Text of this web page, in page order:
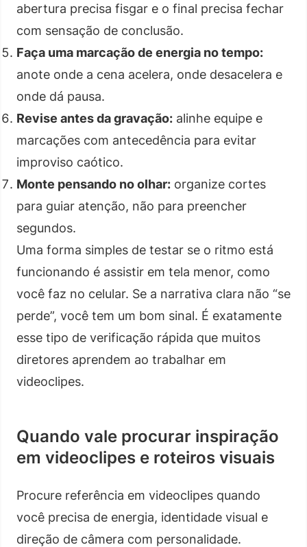
abertura precisa fisgar e o final precisa fechar
com sensação de conclusão.
Faça uma marcação de energia no tempo:
anote onde a cena acelera, onde desacelera e
onde dá pausa.
Revise antes da gravação: alinhe equipe e
marcações com antecedência para evitar
improviso caótico.
Monte pensando no olhar: organize cortes
para guiar atenção, não para preencher
segundos.
Uma forma simples de testar se o ritmo está
funcionando é assistir em tela menor, como
você faz no celular. Se a narrativa clara não “se
perde”, você tem um bom sinal. É exatamente
esse tipo de verificação rápida que muitos
diretores aprendem ao trabalhar em
videoclipes.
Quando vale procurar inspiração
em videoclipes e roteiros visuais
Procure referência em videoclipes quando
você precisa de energia, identidade visual e
direção de câmera com personalidade.